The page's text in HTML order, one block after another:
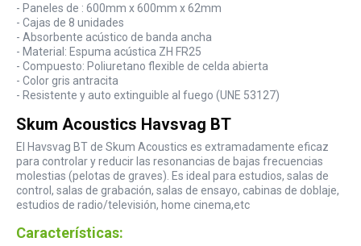
- Paneles de : 600mm x 600mm x 62mm
- Cajas de 8 unidades
- Absorbente acústico de banda ancha
- Material: Espuma acústica ZH FR25
- Compuesto: Poliuretano flexible de celda abierta
- Color gris antracita
- Resistente y auto extinguible al fuego (UNE 53127)
Skum Acoustics Havsvag BT
El Havsvag BT de Skum Acoustics es extramadamente eficaz
para controlar y reducir las resonancias de bajas frecuencias
molestias (pelotas de graves). Es ideal para estudios, salas de
control, salas de grabación, salas de ensayo, cabinas de doblaje,
estudios de radio/televisión, home cinema,etc
Características: